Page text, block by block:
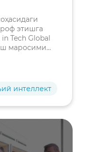
этишга
Tech Global
маросими
интеллект